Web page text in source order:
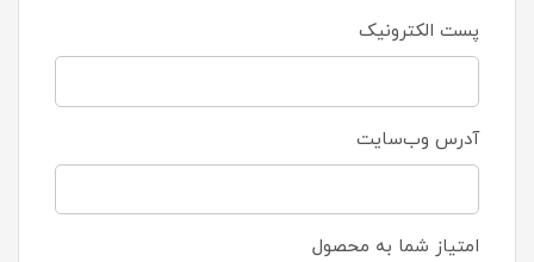
پست الکترونیک
آدرس وب‌سایت
امتیاز شما به محصول